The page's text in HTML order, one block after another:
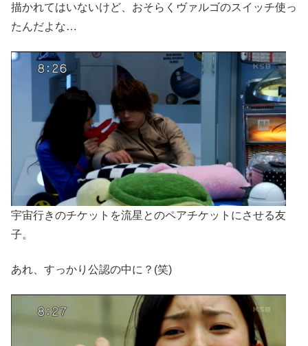
描かれてはいないけど、おそらくヴァルゴのスイッチ使っ
たんだよな…
宇宙行きのチケットを流星とのペアチケットにさせる友
子。
あれ、すっかり公認の中に？(笑)